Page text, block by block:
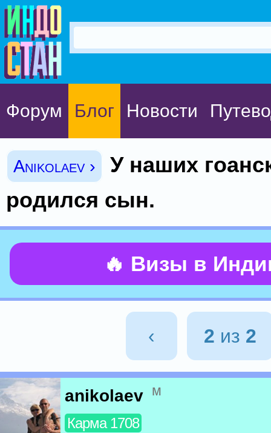
Форум Блог Новости
Anikolaev ›
У наших
родился сын.
🔥 Визы в
‹ 2 из 2
anikolaev м
Карма 1708